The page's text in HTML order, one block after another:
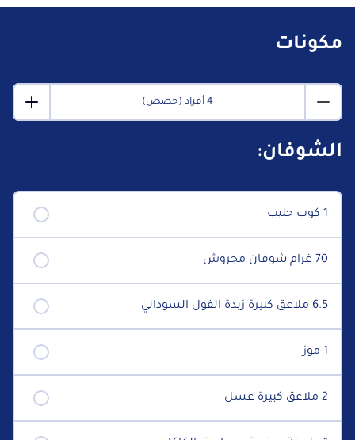
مكونات
4 أفراد (حصص)
الشوفان:
1 كوب حليب
70 غرام شوفان مجروش
6.5 ملاعق كبيرة زبدة الفول السوداني
1 موز
2 ملاعق كبيرة عسل